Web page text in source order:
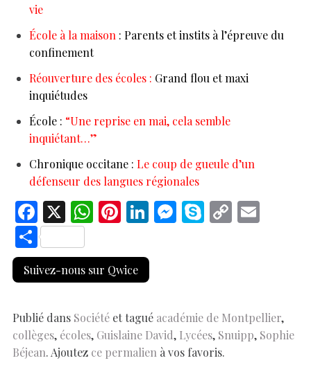
vie
École à la maison : Parents et instits à l’épreuve du
confinement
Réouverture des écoles : Grand flou et maxi
inquiétudes
École : “Une reprise en mai, cela semble
inquiétant…”
Chronique occitane : Le coup de gueule d’un
défenseur des langues régionales
F
ac
e
b
o
k
X W
at
s
p
p
Pi
er
es
Li
k
e
n
M
er
S C
n
k
S
h
ar
Suivez-nous sur Qwice
Publié dans Société et tagué académie de Montpellier,
collèges, écoles, Guislaine David, Lycées, Snuipp, Sophie
Béjean. Ajoutez ce permalien à vos favoris.